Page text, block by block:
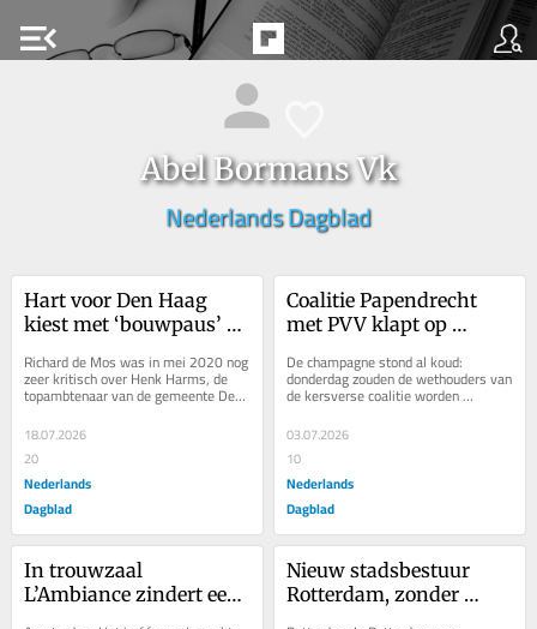
menu_open
Abel Bormans Vk
Nederlands Dagblad
Hart voor Den Haag
kiest met ‘bouwpaus’
voor een bestuurder met
een beladen verleden
Richard de Mos was in mei 2020 nog
zeer kritisch over Henk Harms, de
topambtenaar van de gemeente Den
Haag die hij nu voordraagt als
wethouder...
18.07.2026
20
Nederlands
Dagblad
Coalitie Papendrecht
met PVV klapt op
afsplitsing: ‘Donderslag
bij heldere hemel’
De champagne stond al koud:
donderdag zouden de wethouders van
de kersverse coalitie worden
wethouder David Roelofs...
03.07.2026
10
Nederlands
Dagblad
In trouwzaal
L’Ambiance zindert een
Nieuw stadsbestuur
Rotterdam, zonder